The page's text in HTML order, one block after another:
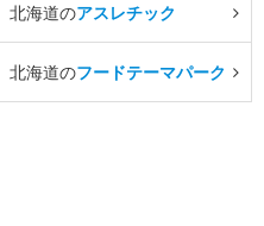
北海道のアスレチック
北海道のフードテーマパーク